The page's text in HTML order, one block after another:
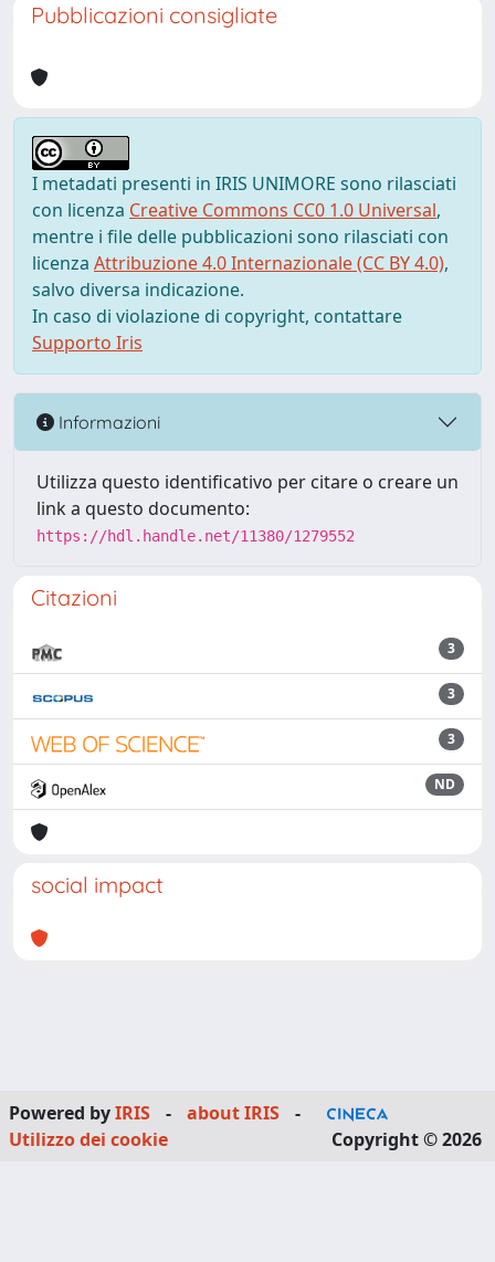
Pubblicazioni consigliate
I metadati presenti in IRIS UNIMORE sono rilasciati
con licenza Creative Commons CC0 1.0 Universal,
mentre i file delle pubblicazioni sono rilasciati con
licenza Attribuzione 4.0 Internazionale (CC BY 4.0),
salvo diversa indicazione.
In caso di violazione di copyright, contattare
Supporto Iris
Informazioni
Utilizza questo identificativo per citare o creare un
link a questo documento:
https://hdl.handle.net/11380/1279552
Citazioni
3
3
3
ND
social impact
Powered byIRIS - about IRIS
-
Utilizzo dei cookie
Copyright © 2026